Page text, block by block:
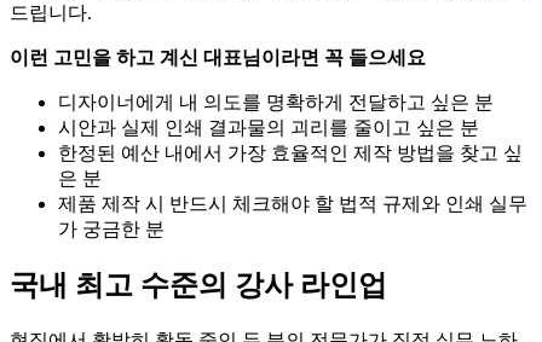
드립니다.
이런 고민을 하고 계신 대표님이라면 꼭 들으세요
디자이너에게 내 의도를 명확하게 전달하고 싶은 분
시안과 실제 인쇄 결과물의 괴리를 줄이고 싶은 분
한정된 예산 내에서 가장 효율적인 제작 방법을 찾고 싶
은 분
제품 제작 시 반드시 체크해야 할 법적 규제와 인쇄 실무
가 궁금한 분
국내 최고 수준의 강사 라인업